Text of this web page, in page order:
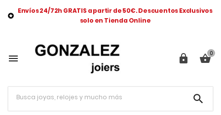

Envíos 24/72h GRATIS a partir de 50€. Descuentos Exclusivos
solo en Tienda Online
  0
